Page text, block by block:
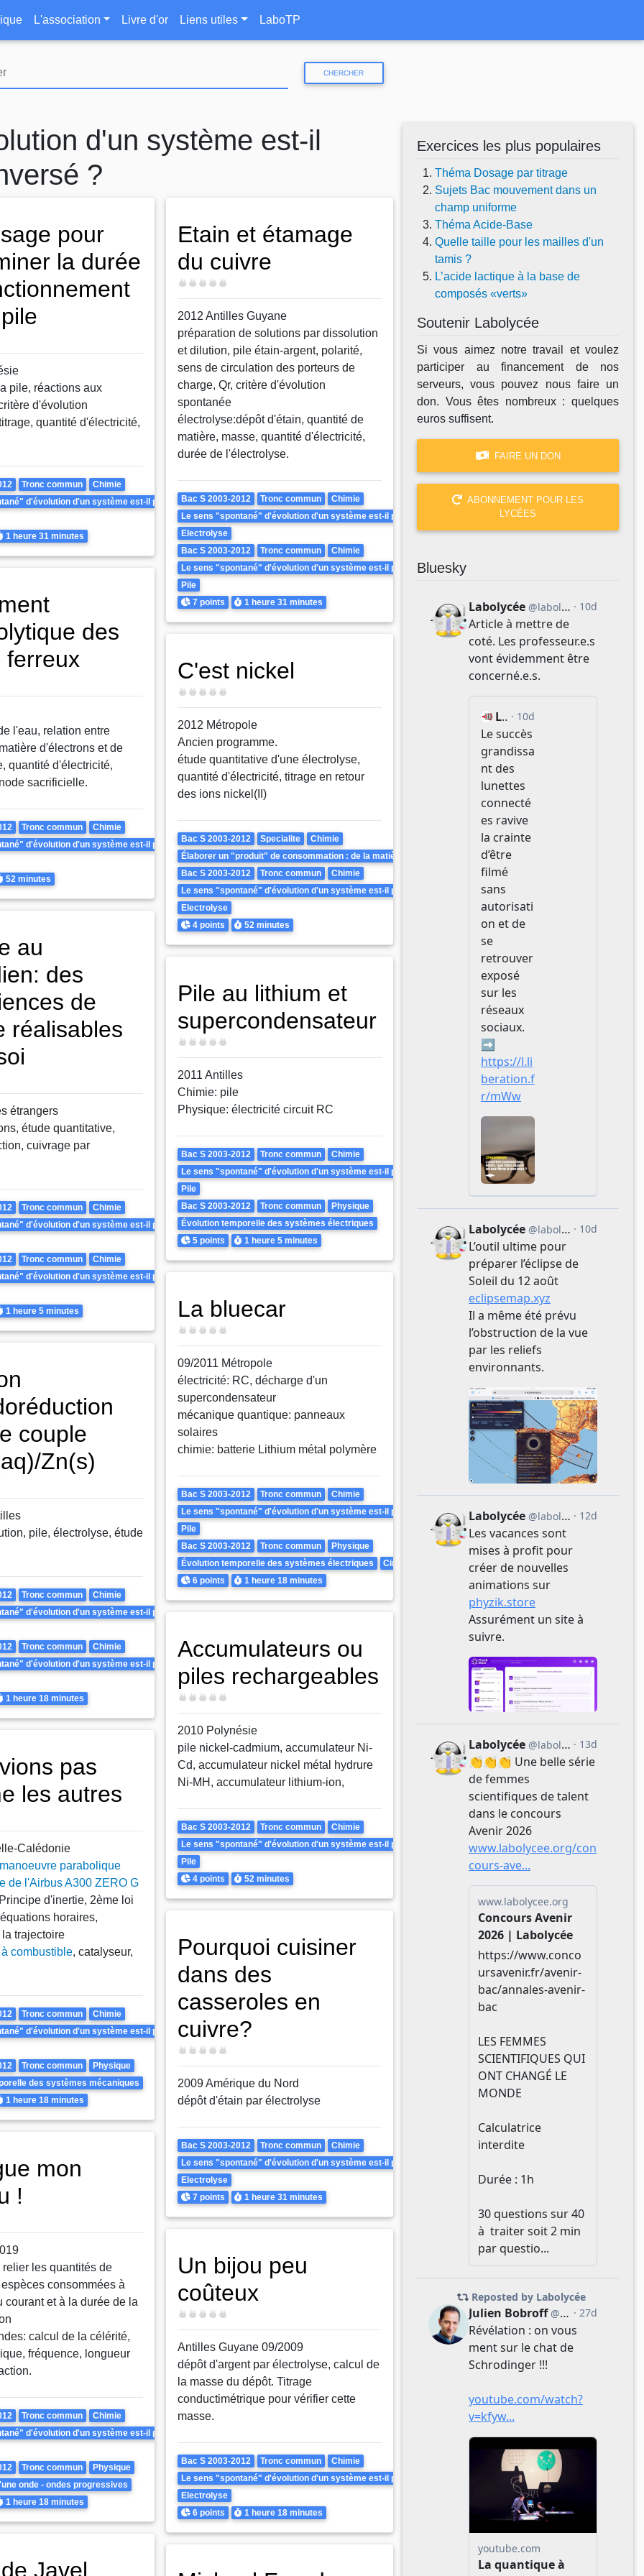
au
contenu
L'association Livre d'or Liens utiles LaboTP
CHERCHER
d'un système est-il
?
pour
la durée
pile, réactions aux
d'évolution
quantité d'électricité,
Tronc commun
Chimie
d'évolution d'un système est-il prévisible ? Peut-il être inversé ?
1 heure31 minutes
Etain et étamage
du cuivre
Difficulté
2012 Antilles Guyane
préparation de solutions par dissolution
et dilution, pile étain-argent, polarité,
sens de circulation des porteurs de
charge, Qr, critère d'évolution
spontanée
électrolyse:dépôt d'étain, quantité de
matière, masse, quantité d'électricité,
durée de l'électrolyse.
Theme
Bac S 2003-2012 Tronc commun
Chimie
Le sens "spontané" d'évolution d'un système est-il prévisible ? Peut-il être inversé ?
Electrolyse
Bac S 2003-2012
Tronc commun
Chimie
Le sens "spontané" d'évolution d'un système est-il prévisible ? Peut-il être inversé ?
Pile
Points
7 points Durée
1 heure31 minutes
des
ferreux
l'eau, relation entre
d'électrons et de
quantité d'électricité,
sacrificielle.
Tronc commun
Chimie
d'évolution d'un système est-il prévisible ? Peut-il être inversé ?
52 minutes
C'est nickel
Difficulté
2012 Métropole
Ancien programme.
étude quantitative d'une électrolyse,
quantité d'électricité, titrage en retour
des ions nickel(II)
Theme
Bac S 2003-2012 Specialite
Chimie
Élaborer un "produit" de consommation : de la matière première à la formulation
Bac S 2003-2012
Tronc commun
Chimie
Le sens "spontané" d'évolution d'un système est-il prévisible ? Peut-il être inversé ?
Electrolyse
Points
4 points Durée
52 minutes
au
des
de
réalisables
étrangers
étude quantitative,
cuivrage par
Tronc commun
Chimie
d'évolution d'un système est-il prévisible ? Peut-il être inversé ?
Tronc commun
Chimie
d'évolution d'un système est-il prévisible ? Peut-il être inversé ?
1 heure5 minutes
Pile au lithium et
supercondensateur
Difficulté
2011 Antilles
Chimie: pile
Physique: électricité circuit RC
Theme
Bac S 2003-2012 Tronc commun
Chimie
Le sens "spontané" d'évolution d'un système est-il prévisible ? Peut-il être inversé ?
Pile
Bac S 2003-2012
Tronc commun
Physique
Évolution temporelle des systèmes électriques
Points
5 points Durée
1 heure5 minutes
inversé ?
inversé ?
La bluecar
Difficulté
09/2011 Métropole
électricité: RC, décharge d'un
supercondensateur
mécanique quantique: panneaux
solaires
chimie: batterie Lithium métal polymère
Theme
Bac S 2003-2012 Tronc commun
Chimie
Le sens "spontané" d'évolution d'un système est-il prévisible ? Peut-il être inversé ?
Pile
Bac S 2003-2012
Tronc commun
Physique
Évolution temporelle des systèmes électriques
Circuits RC
Points
6 points Durée
1 heure18 minutes
couple
Zn(s)
pile, électrolyse, étude
Tronc commun
Chimie
d'évolution d'un système est-il prévisible ? Peut-il être inversé ?
Tronc commun
Chimie
d'évolution d'un système est-il prévisible ? Peut-il être inversé ?
1 heure18 minutes
inversé ?
Accumulateurs ou
piles rechargeables
Difficulté
2010 Polynésie
pile nickel-cadmium, accumulateur Ni-
Cd, accumulateur nickel métal hydrure
Ni-MH, accumulateur lithium-ion,
Theme
Bac S 2003-2012 Tronc commun
Chimie
Le sens "spontané" d'évolution d'un système est-il prévisible ? Peut-il être inversé ?
Pile
Points
4 points Durée
52 minutes
pas
les autres
Calédonie
parabolique
de l'Airbus A300 ZERO G
d'inertie, 2ème loi
horaires,
trajectoire
combustible, catalyseur,
Tronc commun
Chimie
d'évolution d'un système est-il prévisible ? Peut-il être inversé ?
Tronc commun
Physique
des systèmes mécaniques
1 heure18 minutes
inversé ?
Pourquoi cuisiner
dans des
casseroles en
cuivre?
Difficulté
2009 Amérique du Nord
dépôt d'étain par électrolyse
Theme
Bac S 2003-2012 Tronc commun
Chimie
Le sens "spontané" d'évolution d'un système est-il prévisible ? Peut-il être inversé ?
Electrolyse
Points
7 points Durée
1 heure31 minutes
mon
!
les quantités de
consommées à
courant et à la durée de la
calcul de la célérité,
fréquence, longueur
Tronc commun
Chimie
d'évolution d'un système est-il prévisible ? Peut-il être inversé ?
Tronc commun
Physique
onde - ondes progressives
1 heure18 minutes
inversé ?
Un bijou peu
coûteux
Difficulté
Antilles Guyane 09/2009
dépôt d'argent par électrolyse, calcul de
la masse du dépôt. Titrage
conductimétrique pour vérifier cette
masse.
Theme
Bac S 2003-2012 Tronc commun
Chimie
Le sens "spontané" d'évolution d'un système est-il prévisible ? Peut-il être inversé ?
Electrolyse
Points
6 points Durée
1 heure18 minutes
Javel
Exercices les plus populaires
Théma Dosage par titrage
Sujets Bac mouvement dans un
champ uniforme
Théma Acide-Base
Quelle taille pour les mailles d'un
tamis ?
L’acide lactique à la base de
composés «verts»
Soutenir Labolycée
Si vous aimez notre travail et voulez
participer au financement de nos
serveurs, vous pouvez nous faire un
don. Vous êtes nombreux : quelques
euros suffisent.
FAIRE UN DON
ABONNEMENT POUR LES
LYCÉES
Bluesky